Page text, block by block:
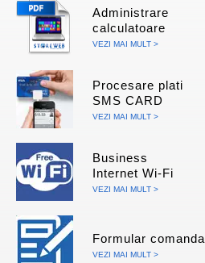
Administrare
calculatoare
VEZI MAI MULT >
Procesare plati
SMS CARD
VEZI MAI MULT >
Business
Internet Wi-Fi
VEZI MAI MULT >
Formular comanda
VEZI MAI MULT >